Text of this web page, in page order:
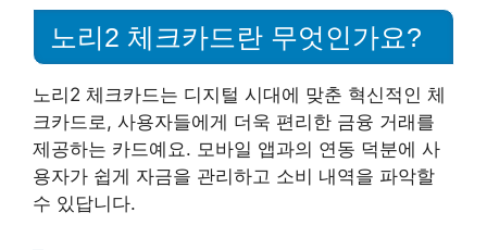
노리2 체크카드란 무엇인가요?
노리2 체크카드는 디지털 시대에 맞춘 혁신적인 체
크카드로, 사용자들에게 더욱 편리한 금융 거래를
제공하는 카드예요. 모바일 앱과의 연동 덕분에 사
용자가 쉽게 자금을 관리하고 소비 내역을 파악할
수 있답니다.